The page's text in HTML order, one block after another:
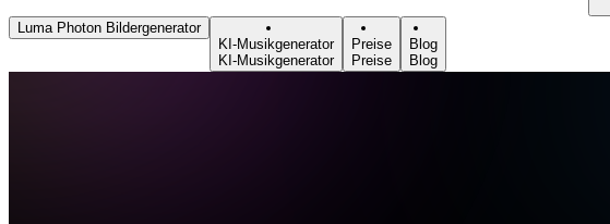
Luma Photon Bildergenerator
KI-Musikgenerator
KI-Musikgenerator
Preise
Preise
Blog
Blog